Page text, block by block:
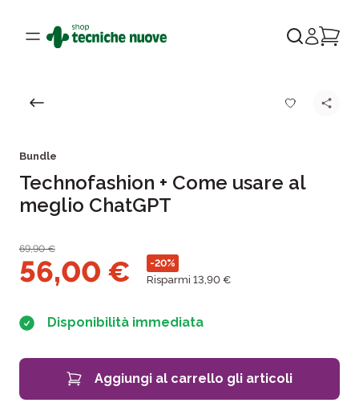
Bundle
Technofashion + Come usare al
meglio ChatGPT
69,90€
56,00 € -20%
Risparmi 13,90 €
Disponibilità immediata
Aggiungi al carrello gli articoli